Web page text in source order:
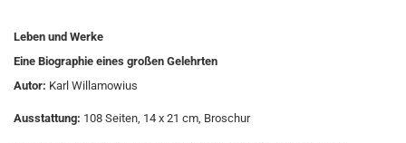
Leben und Werke
Eine Biographie eines großen Gelehrten
Autor: Karl Willamowius
Ausstattung: 108 Seiten, 14 x 21 cm, Broschur